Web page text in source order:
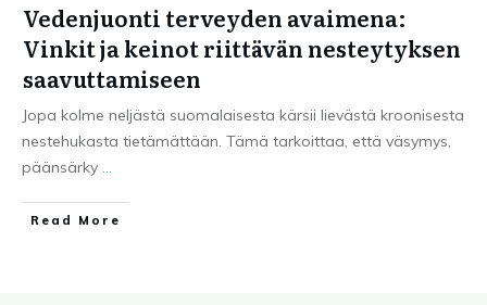
Vedenjuonti terveyden avaimena:
Vinkit ja keinot riittävän nesteytyksen
saavuttamiseen
Jopa kolme neljästä suomalaisesta kärsii lievästä kroonisesta
nestehukasta tietämättään. Tämä tarkoittaa, että väsymys,
päänsärky ...
Read More